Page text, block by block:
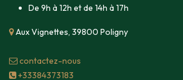
De 9h à 12h et de 14h à 17h
Aux Vignettes, 39800 Poligny
contacte​z-nous
+33384373183